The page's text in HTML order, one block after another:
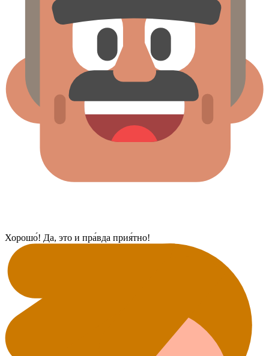
Хорошо́! Да, это и пра́вда прия́тно!